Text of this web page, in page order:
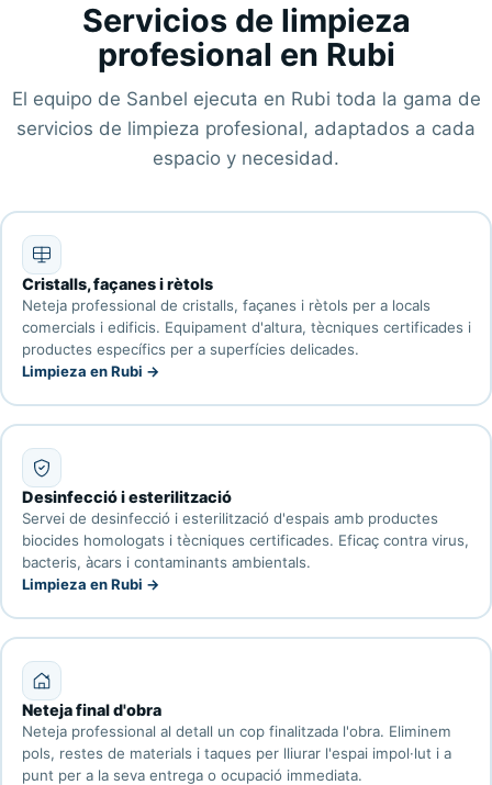
Servicios de limpieza
profesional en Rubi
El equipo de Sanbel ejecuta en Rubi toda la gama de
servicios de limpieza profesional, adaptados a cada
espacio y necesidad.
Cristalls, façanes i rètols
Neteja professional de cristalls, façanes i rètols per a locals
comercials i edificis. Equipament d'altura, tècniques certificades i
productes específics per a superfícies delicades.
Limpieza en Rubi →
Desinfecció i esterilització
Servei de desinfecció i esterilització d'espais amb productes
biocides homologats i tècniques certificades. Eficaç contra virus,
bacteris, àcars i contaminants ambientals.
Limpieza en Rubi →
Neteja final d'obra
Neteja professional al detall un cop finalitzada l'obra. Eliminem
pols, restes de materials i taques per lliurar l'espai impol·lut i a
punt per a la seva entrega o ocupació immediata.